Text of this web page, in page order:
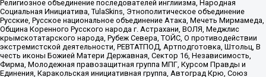
Религиозное объединение последователей инглиизма, Народная
Социальная Инициатива, TulaSkins, Этнополитическое объединение
Русские, Русское национальное объединение Атака, Мечеть Мирмамеда,
Община Коренного Русского народа г. Астрахани, ВОЛЯ, Меджлис
крымскотатарского народа, Рубеж Севера, ТОЙС, О противодействии
экстремистской деятельности, РЕВТАТПОД, Артподготовка, Штольц, В
честь иконы Божией Матери Державная, Сектор 16, Независимость,
Фирма, Молодежная правозащитная группа МПГ, Курсом Правды и
Единения, Каракольская инициативная группа, Автоград Крю, Союз